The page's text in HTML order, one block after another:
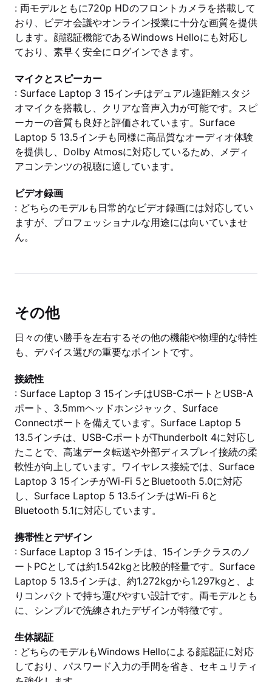
: 両モデルともに720p HDのフロントカメラを搭載して
おり、ビデオ会議やオンライン授業に十分な画質を提供
します。顔認証機能であるWindows Helloにも対応し
ており、素早く安全にログインできます。
マイクとスピーカー
: Surface Laptop 3 15インチはデュアル遠距離スタジ
オマイクを搭載し、クリアな音声入力が可能です。スピ
ーカーの音質も良好と評価されています。Surface
Laptop 5 13.5インチも同様に高品質なオーディオ体験
を提供し、Dolby Atmosに対応しているため、メディ
アコンテンツの視聴に適しています。
ビデオ録画
: どちらのモデルも日常的なビデオ録画には対応してい
ますが、プロフェッショナルな用途には向いていませ
ん。
その他
日々の使い勝手を左右するその他の機能や物理的な特性
も、デバイス選びの重要なポイントです。
接続性
: Surface Laptop 3 15インチはUSB-CポートとUSB-A
ポート、3.5mmヘッドホンジャック、Surface
Connectポートを備えています。Surface Laptop 5
13.5インチは、USB-CポートがThunderbolt 4に対応し
たことで、高速データ転送や外部ディスプレイ接続の柔
軟性が向上しています。ワイヤレス接続では、Surface
Laptop 3 15インチがWi-Fi 5とBluetooth 5.0に対応
し、Surface Laptop 5 13.5インチはWi-Fi 6と
Bluetooth 5.1に対応しています。
携帯性とデザイン
: Surface Laptop 3 15インチは、15インチクラスのノ
ートPCとしては約1.542kgと比較的軽量です。Surface
Laptop 5 13.5インチは、約1.272kgから1.297kgと、よ
りコンパクトで持ち運びやすい設計です。両モデルとも
に、シンプルで洗練されたデザインが特徴です。
生体認証
: どちらのモデルもWindows Helloによる顔認証に対応
しており、パスワード入力の手間を省き、セキュリティ